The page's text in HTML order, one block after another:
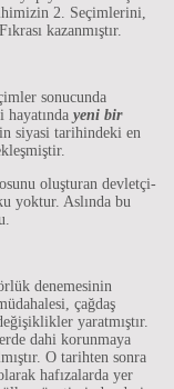
2. Seçimlerini,
kazanmıştır.
sonucunda
yeni bir
siyasi tarihindeki en
oluşturan devletçi-
yoktur. Aslında bu
denemesinin
çağdaş
yaratmıştır.
dahi korunmaya
O tarihten sonra
hafızalarda yer